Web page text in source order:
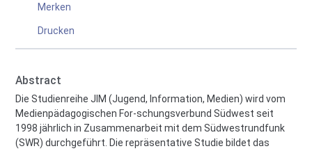
Merken
Drucken
Abstract
Die Studienreihe JIM (Jugend, Information, Medien) wird vom
Medienpädagogischen For-schungsverbund Südwest seit
1998 jährlich in Zusammenarbeit mit dem Südwestrundfunk
(SWR) durchgeführt. Die repräsentative Studie bildet das